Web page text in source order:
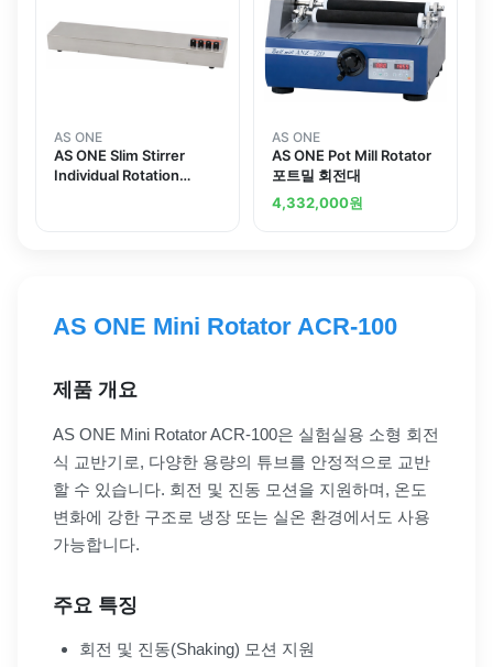
AS ONE
AS ONE Slim Stirrer
Individual Rotation
AS ONE
AS ONE Pot Mill Rotator
포트밀 회전대
4,332,000원
AS ONE Mini Rotator ACR-100
제품 개요
AS ONE Mini Rotator ACR-100은 실험실용 소형 회전
식 교반기로, 다양한 용량의 튜브를 안정적으로 교반
할 수 있습니다. 회전 및 진동 모션을 지원하며, 온도
변화에 강한 구조로 냉장 또는 실온 환경에서도 사용
가능합니다.
주요 특징
회전 및 진동(Shaking) 모션 지원